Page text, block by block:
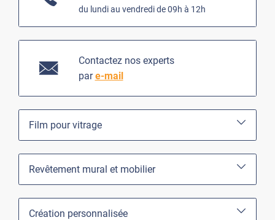
du lundi au vendredi de 09h à 12h
Contactez nos experts
pare-mail
Film pour vitrage
Revêtement mural et mobilier
Création personnalisée